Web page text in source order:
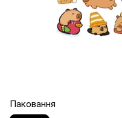
Паковання